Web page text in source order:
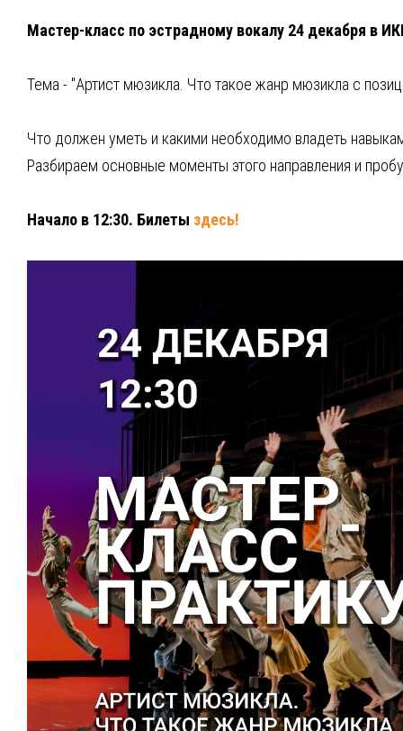
Мастер-класс по эстрадному вокалу 24 декабря в
Тема - "Артист мюзикла. Что такое жанр мюзикла с
Что должен уметь и какими необходимо владеть
Разбираем основные моменты этого направления и
Начало в 12:30. Билеты здесь!